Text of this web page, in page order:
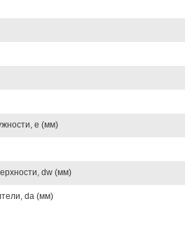
e (мм)
dw (мм)
da (мм)